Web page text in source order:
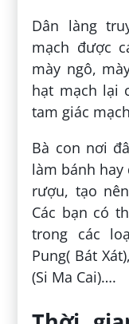
Dân làng
mạch được
mày ngô,
hạt mạch lại
tam giác
Bà con nơi
làm bánh
rượu, tạo
Các bạn có
trong các
Pung( Bát
(Si Ma Cai)….